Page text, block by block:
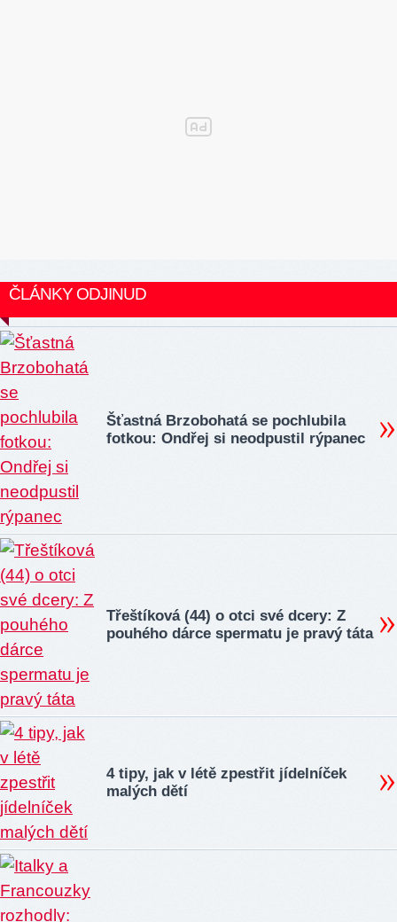
ČLÁNKY ODJINUD
Šťastná Brzobohatá se pochlubila
fotkou: Ondřej si neodpustil rýpanec
Třeštíková (44) o otci své dcery: Z
pouhého dárce spermatu je pravý táta
4 tipy, jak v létě zpestřit jídelníček
malých dětí